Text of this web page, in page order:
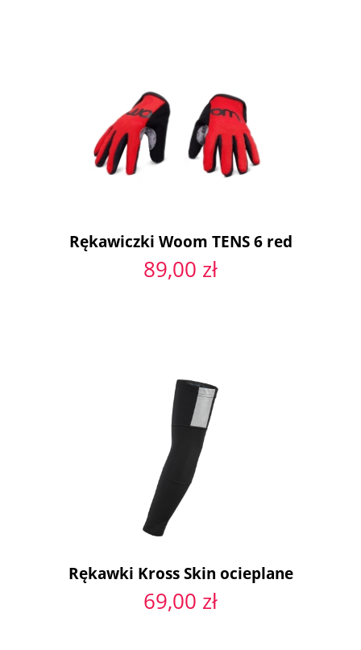
Rękawiczki Woom TENS 6 red
89,00 zł
Rękawki Kross Skin ocieplane
69,00 zł